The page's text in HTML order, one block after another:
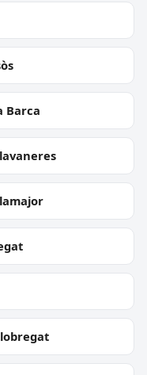
Barca